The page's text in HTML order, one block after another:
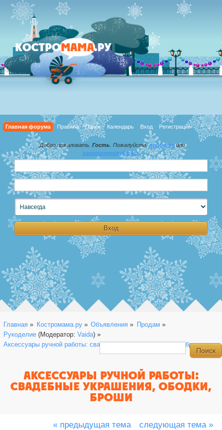
Главная форума Правила Поиск Календарь Вход Регистрация
Добро пожаловать, Гость . Пожалуйста,войдитеили
зарегистрируйтесь.
Главная » Костромама.ру» Объявления » Продам »
Рукоделие (Модератор: Vaida) »
Аксессуары ручной работы: свадебные украшения, ободки, броши
АКСЕССУАРЫ РУЧНОЙ РАБОТЫ:
СВАДЕБНЫЕ УКРАШЕНИЯ, ОБОДКИ,
БРОШИ
« предыдущая тема
следующая тема »